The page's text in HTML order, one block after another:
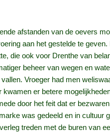
afstanden van de oevers
aan het gestelde te geven.
die ook voor Drenthe van
beheer van wegen en
Vroeger had men
er betere
door het feit dat er
was gedeeld en in cultuur
treden met de buren van